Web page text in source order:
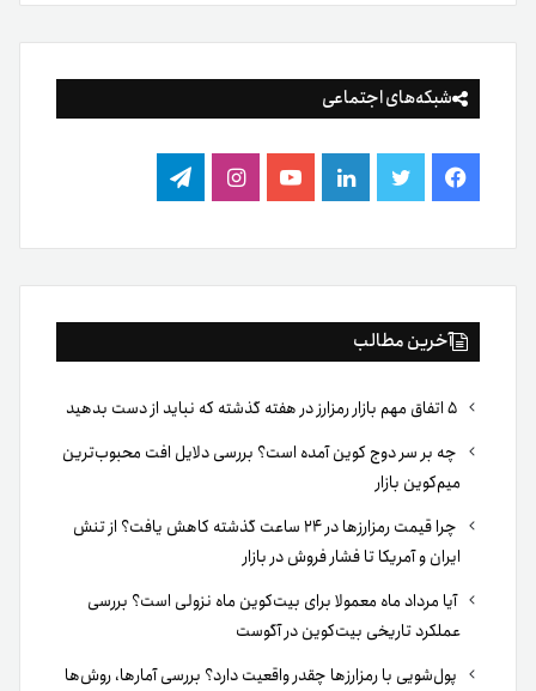
شبکه‌های اجتماعی
فیس
بوک
توییتر لینکدینیوتیوباینستاگرام
تلگرام
آخرین مطالب
چه بر سر دوج کوین آمده است؟ بررسی دلایل افت محبوب‌ترین
میم‌کوین بازار
چرا قیمت رمزارزها در ۲۴ ساعت گذشته کاهش یافت؟ از تنش
ایران و آمریکا تا فشار فروش در بازار
آیا مرداد ماه معمولا برای بیت‌کوین ماه نزولی است؟ بررسی
عملکرد تاریخی بیت‌کوین در آگوست
پول‌شویی با رمزارزها چقدر واقعیت دارد؟ بررسی آمارها، روش‌ها